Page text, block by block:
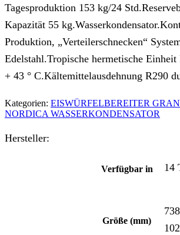
Tagesproduktion 153 kg/24
Kapazität 55
Produktion, „Verteilerschnecken“
Edelstahl.Tropische hermetische Einheit
+ 43 ° C.Kältemittelausdehnung R290
Kategorien: EISWÜRFELBEREITER
NORDICA WASSERKONDENSATOR
Hersteller:
Verfügbar in 14
Größe (mm)